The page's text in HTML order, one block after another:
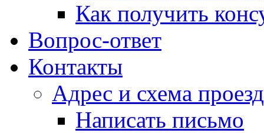
Как получить
Вопрос-ответ
Контакты
Адрес и схема
Написать письмо